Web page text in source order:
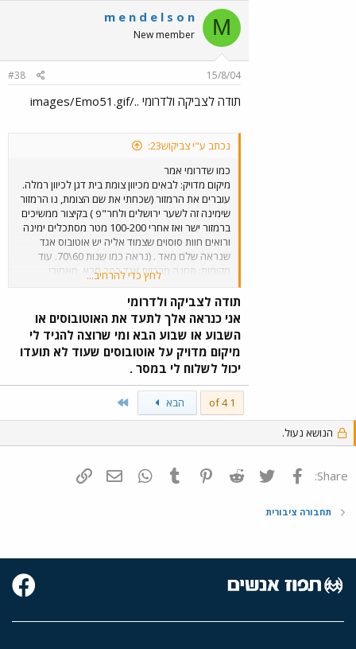
M
m e n d e l s o n
New member
15/8/04
#38
תודה לצביקה ולדרומי ../images/Emo51.gif
נכתב ע"י צביקוש23:
כמו שדרומי אמר
מיקום מדויק: לבאים מכיוון צומת בית דגן לכיוון רמלה.
עוברים את הרמזור (שכחתי את שם הצומת, נו הרמזור
שימינה זה לשער ירושלים ולחר"פ ) בקיצור ממשיכים
ברמזור ישר ואז אחרי 100-200 מטר מסתכלים ימינה
ורואים חוות סוסוים שצמוד אליה יש אוטובוס אגד
שנראה שלם מאד . (נראה כמו שנות 60\70. עוד
מקומות: תחנה מרכזית אגד כפר סבא, מאחורי
התדלוק של האוטובוסים , אוטובוס אגד זלדה, שנות
נראה במצב טוב. ייתכן כי במוסך דן פ"ת (ליד
האיצטדיון) יש אוטובוס\ים ישן\נים , אני לא סגור על
זה. ליד תחנת דלק פז השבעה (ליד חצי חינם) יש
מתחם ענק של סוחר חלקי חילוף למשאיות
אוטובוסים חלקם דל דן ואגד משנות ה 60\70 וחלקם
של חברות פרטיות, יש גם משאיות ישנות. גם בתוך
מחנה צריפין בתוך אחד הבסיסים יש בית קברות
לחץ כדי להרחיב...
תודה לצביקה ולדרומי
אני כנראה אלך לתעד את האוטובוסים או
השבוע או שבוע הבא ומי שרוצה להגיד לי
מיקום מדויק על אוטובוסים שעוד לא תועדו
יכול לשלוח לי במסר .
1 of 4 הבא
הנושא נעול.
Share: פייסבוק Twitter
Reddit
Pinterest
Tumblr
WhatsAppדואר אלקטרוני
תחבורה ציבורית